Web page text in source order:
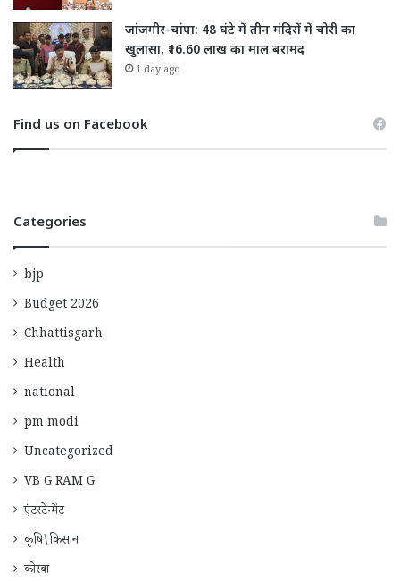
जांजगीर-चांपा: 48 घंटे में तीन मंदिरों में चोरी का
खुलासा, ₹16.60 लाख का माल बरामद
1 day ago
Find us on Facebook
Categories
bjp
Budget 2026
Chhattisgarh
Health
national
pm modi
Uncategorized
VB G RAM G
एंटरटेन्मेंट
कृषि\किसान
कोरबा